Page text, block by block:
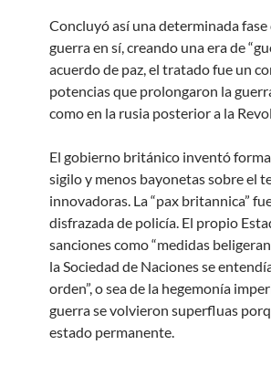
Concluyó así una determinada
guerra en sí, creando una era de
acuerdo de paz, el tratado fue un
potencias que prolongaron la
como en la rusia posterior a la
El gobierno británico inventó
sigilo y menos bayonetas sobre el
innovadoras. La “pax britannica”
disfrazada de policía. El propio
sanciones como “medidas
la Sociedad de Naciones se
orden”, o sea de la hegemonía
guerra se volvieron superfluas
estado permanente.